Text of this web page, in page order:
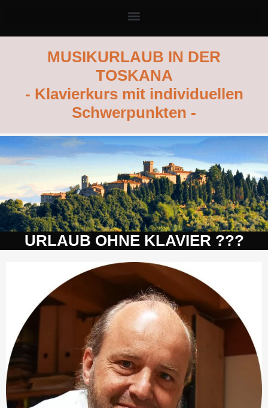
MUSIKURLAUB IN DER
TOSKANA
- Klavierkurs mit individuellen
Schwerpunkten -
URLAUB OHNE KLAVIER ???